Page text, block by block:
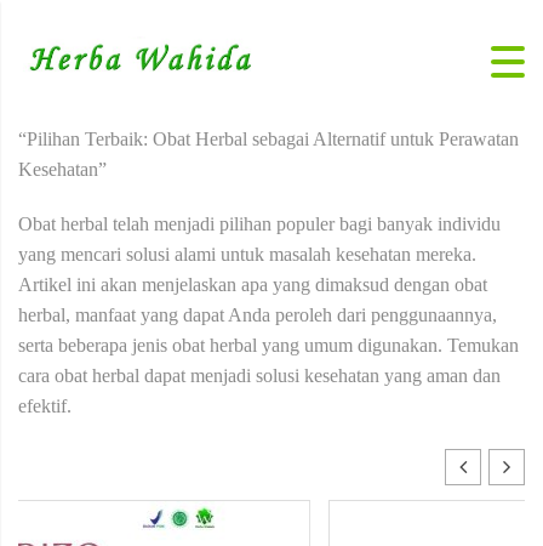
“Pilihan Terbaik: Obat Herbal sebagai Alternatif untuk Perawatan
Kesehatan”
Obat herbal telah menjadi pilihan populer bagi banyak individu
yang mencari solusi alami untuk masalah kesehatan mereka.
Artikel ini akan menjelaskan apa yang dimaksud dengan obat
herbal, manfaat yang dapat Anda peroleh dari penggunaannya,
serta beberapa jenis obat herbal yang umum digunakan. Temukan
cara obat herbal dapat menjadi solusi kesehatan yang aman dan
efektif.